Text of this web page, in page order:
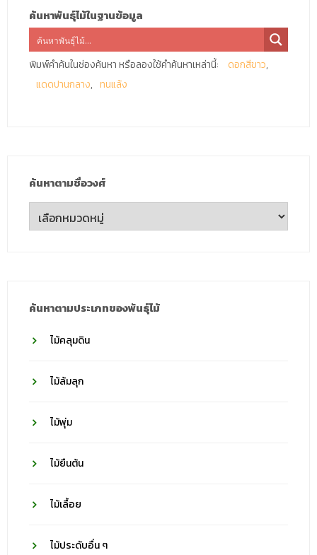
ค้นหาพันธุ์ไม้ในฐานข้อมูล
พิมพ์คำค้นในช่องค้นหา หรือลองใช้คำค้นหาเหล่านี้:
ดอกสีขาว
แดดปานกลาง
ทนแล้ง
ค้นหาตามชื่อวงศ์
ค้นหา
ตาม
ค้นหาตามประเภทของพันธุ์ไม้
ไม้คลุมดิน
ไม้ล้มลุก
ไม้พุ่ม
ไม้ยืนต้น
ไม้เลื้อย
ไม้ประดับอื่น ๆ